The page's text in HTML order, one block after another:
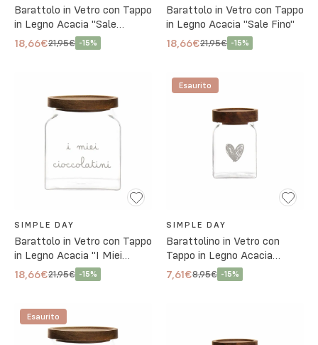
Barattolo in Vetro con Tappo
in Legno Acacia "Sale
Grosso"
18,66€21,95€ -15%
Barattolo in Vetro con Tappo
in Legno Acacia "Sale Fino"
18,66€21,95€ -15%
SIMPLE DAY
Barattolo in Vetro con Tappo
in Legno Acacia "I Miei
Cioccolatini"
18,66€21,95€ -15%
Esaurito
SIMPLE DAY
Barattolino in Vetro con
Tappo in Legno Acacia
"Cuore"
7,61€8,95€ -15%
Esaurito